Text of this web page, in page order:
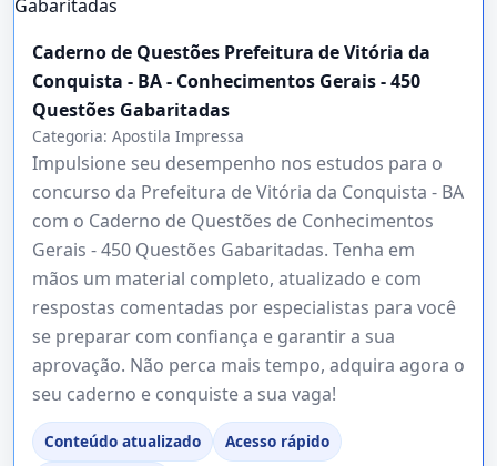
Caderno de Questões Prefeitura de Vitória da
Conquista - BA - Conhecimentos Gerais - 450
Questões Gabaritadas
Categoria: Apostila Impressa
Impulsione seu desempenho nos estudos para o
concurso da Prefeitura de Vitória da Conquista - BA
com o Caderno de Questões de Conhecimentos
Gerais - 450 Questões Gabaritadas. Tenha em
mãos um material completo, atualizado e com
respostas comentadas por especialistas para você
se preparar com confiança e garantir a sua
aprovação. Não perca mais tempo, adquira agora o
seu caderno e conquiste a sua vaga!
Conteúdo atualizado
Acesso rápido